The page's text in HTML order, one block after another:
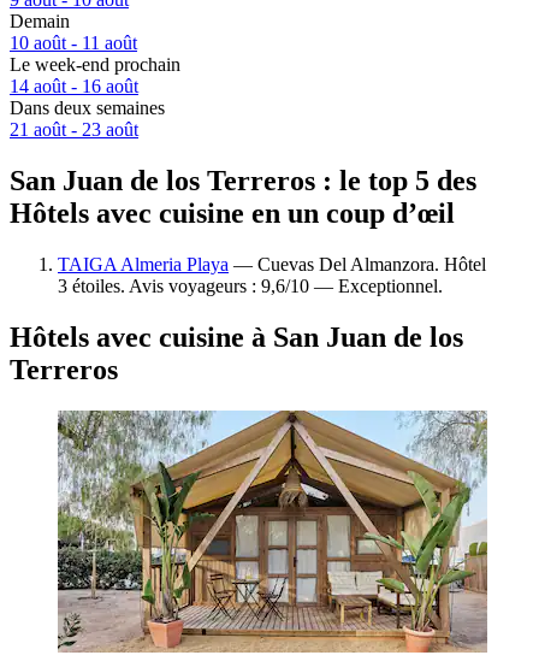
Demain
10 août - 11 août
Le week-end prochain
14 août - 16 août
Dans deux semaines
21 août - 23 août
San Juan de los Terreros : le top 5 des
Hôtels avec cuisine en un coup d’œil
TAIGA Almeria Playa — Cuevas Del Almanzora. Hôtel
3 étoiles. Avis voyageurs : 9,6/10 — Exceptionnel.
Hôtels avec cuisine à San Juan de los
Terreros